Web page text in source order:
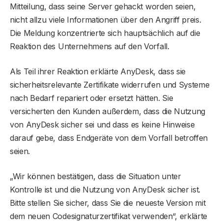
Mitteilung, dass seine Server gehackt worden seien,
nicht allzu viele Informationen über den Angriff preis.
Die Meldung konzentrierte sich hauptsächlich auf die
Reaktion des Unternehmens auf den Vorfall.
Als Teil ihrer Reaktion erklärte AnyDesk, dass sie
sicherheitsrelevante Zertifikate widerrufen und Systeme
nach Bedarf repariert oder ersetzt hätten. Sie
versicherten den Kunden außerdem, dass die Nutzung
von AnyDesk sicher sei und dass es keine Hinweise
darauf gebe, dass Endgeräte von dem Vorfall betroffen
seien.
„Wir können bestätigen, dass die Situation unter
Kontrolle ist und die Nutzung von AnyDesk sicher ist.
Bitte stellen Sie sicher, dass Sie die neueste Version mit
dem neuen Codesignaturzertifikat verwenden“, erklärte